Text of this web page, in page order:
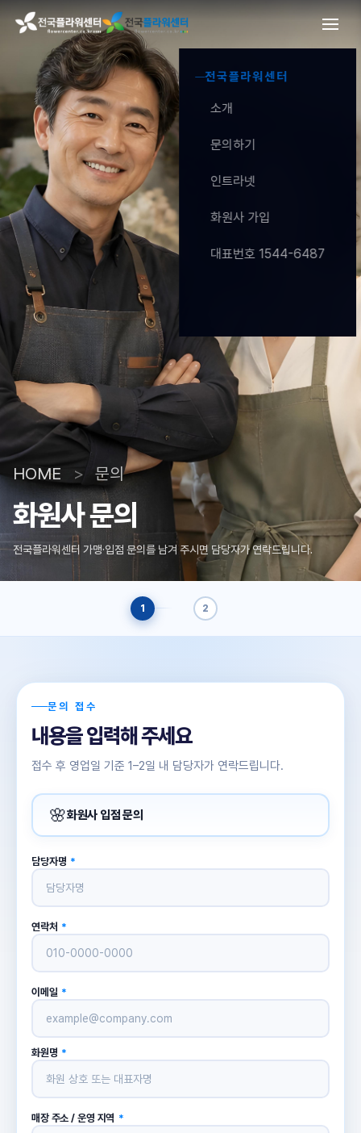
전국플라워센터
소개
문의하기
인트라넷
화원사 가입
대표번호 1544-6487
HOME > 문의
화원사문의
전국플라워센터 가맹·입점 문의를 남겨 주시면 담당자가 연락드립니다.
1 2
문의 접수
내용을입력해 주세요
접수 후 영업일 기준 1–2일 내 담당자가 연락드립니다.
🌸화원사 입점 문의
담당자명 *
연락처 *
이메일 *
화원명 *
매장 주소 / 운영 지역 *